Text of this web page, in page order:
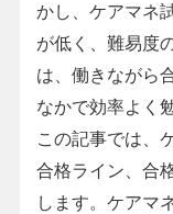
かし、ケアマネ
が低く、難易度
は、働きながら
なかで効率よく
この記事では、
合格ライン、合
します。ケアマ